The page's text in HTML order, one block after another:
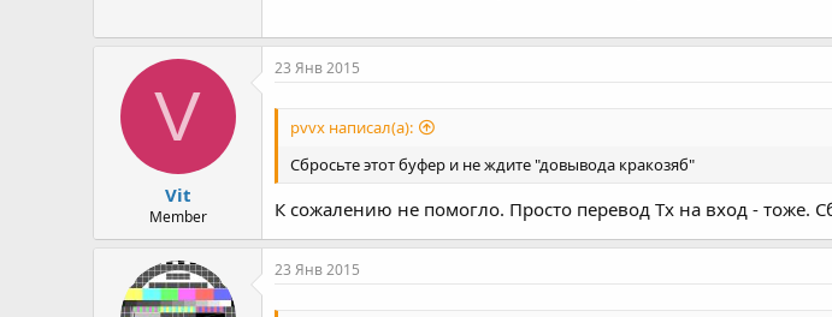
V
Vit
Member
23 Янв 2015
pvvx написал(а):
Сбросьте этот буфер и не ждите "довывода кракозяб"
К сожалению не помогло. Просто перевод Tx на вход - тоже.
23 Янв 2015